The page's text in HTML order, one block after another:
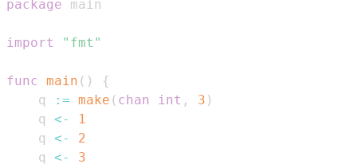
package
import "fmt"
func main ( )
{
    q
:= make ( chan int , 3 )
    q
<-
1
    q
<-
2
    q
<-
3